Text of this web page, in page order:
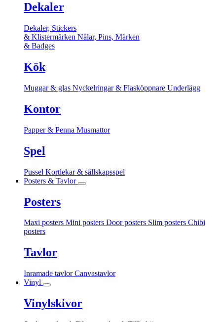
Dekaler
Dekaler, Stickers
& Klistermärken Nålar, Pins, Märken
& Badges
Kök
Muggar & glas Nyckelringar & Flasköppnare Underlägg
Kontor
Papper & Penna Musmattor
Spel
Pussel Kortlekar & sällskapsspel
Posters & Tavlor
Posters
Maxi posters Mini posters Door posters Slim posters Chibi
posters
Tavlor
Inramade tavlorCanvastavlor
Vinyl
Vinylskivor